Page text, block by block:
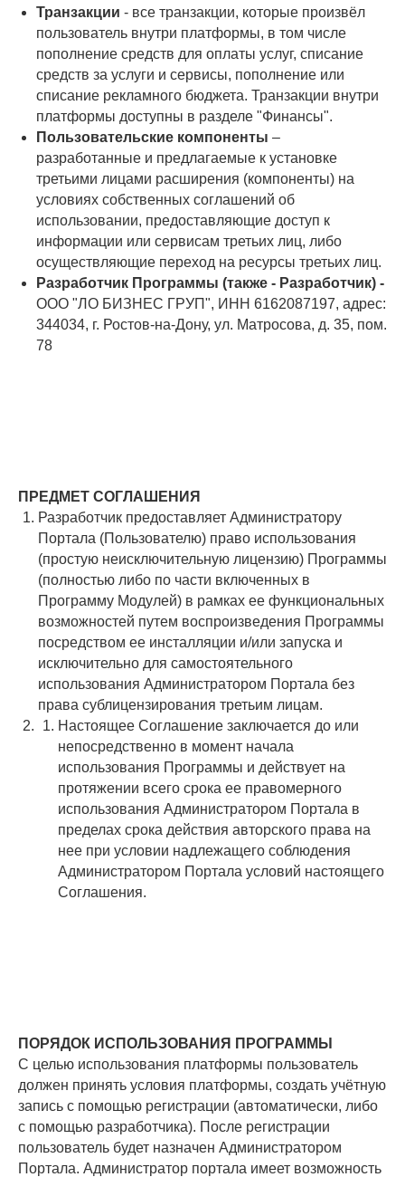
Транзакции - все транзакции, которые произвёл
пользователь внутри платформы, в том числе
пополнение средств для оплаты услуг, списание
средств за услуги и сервисы, пополнение или
списание рекламного бюджета. Транзакции внутри
платформы доступны в разделе "Финансы".
Пользовательские компоненты –
разработанные и предлагаемые к установке
третьими лицами расширения (компоненты) на
условиях собственных соглашений об
использовании, предоставляющие доступ к
информации или сервисам третьих лиц, либо
осуществляющие переход на ресурсы третьих лиц.
Разработчик Программы (также - Разработчик) -
ООО "ЛО БИЗНЕС ГРУП", ИНН 6162087197, адрес:
344034, г. Ростов-на-Дону, ул. Матросова, д. 35, пом.
78
ПРЕДМЕТ СОГЛАШЕНИЯ
Разработчик предоставляет Администратору
Портала (Пользователю) право использования
(простую неисключительную лицензию) Программы
(полностью либо по части включенных в
Программу Модулей) в рамках ее функциональных
возможностей путем воспроизведения Программы
посредством ее инсталляции и/или запуска и
исключительно для самостоятельного
использования Администратором Портала без
права сублицензирования третьим лицам.
Настоящее Соглашение заключается до или
непосредственно в момент начала
использования Программы и действует на
протяжении всего срока ее правомерного
использования Администратором Портала в
пределах срока действия авторского права на
нее при условии надлежащего соблюдения
Администратором Портала условий настоящего
Соглашения.
ПОРЯДОК ИСПОЛЬЗОВАНИЯ ПРОГРАММЫ
С целью использования платформы пользователь
должен принять условия платформы, создать учётную
запись с помощью регистрации (автоматически, либо
с помощью разработчика). После регистрации
пользователь будет назначен Администратором
Портала. Администратор портала имеет возможность